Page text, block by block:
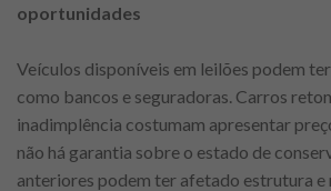
oportunidades
Veículos disponíveis em leilões podem
como bancos e seguradoras. Carros
inadimplência costumam apresentar
não há garantia sobre o estado de
anteriores podem ter afetado estrutura e